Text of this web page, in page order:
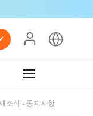
소식 - 공지사항